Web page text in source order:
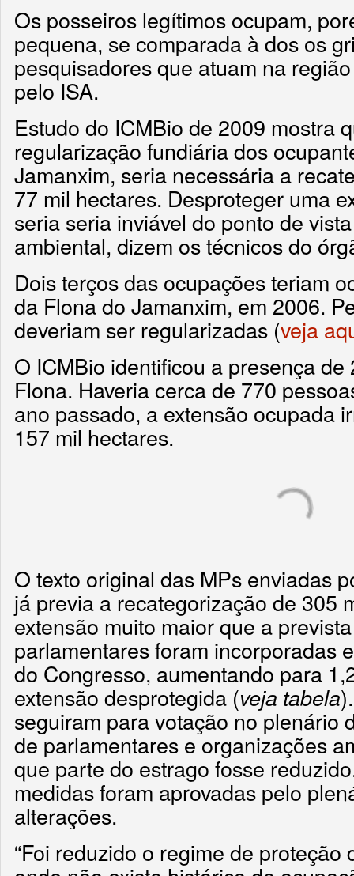
Os posseiros legítimos ocupam,
pequena, se comparada à dos os
pesquisadores que atuam na
pelo ISA.
Estudo do ICMBio de 2009 mostra
regularização fundiária dos
Jamanxim, seria necessária a
77 mil hectares. Desproteger uma
seria seria inviável do ponto de
ambiental, dizem os técnicos do
Dois terços das ocupações teriam
da Flona do Jamanxim, em 2006.
deveriam ser regularizadas (veja
O ICMBio identificou a presença
Flona. Haveria cerca de 770
ano passado, a extensão ocupada
157 mil hectares.
O texto original das MPs enviadas
já previa a recategorização de 305
extensão muito maior que a
parlamentares foram incorporadas
do Congresso, aumentando para
extensão desprotegida (veja tabela
seguiram para votação no plenário
de parlamentares e organizações
que parte do estrago fosse
medidas foram aprovadas pelo
alterações.
“Foi reduzido o regime de